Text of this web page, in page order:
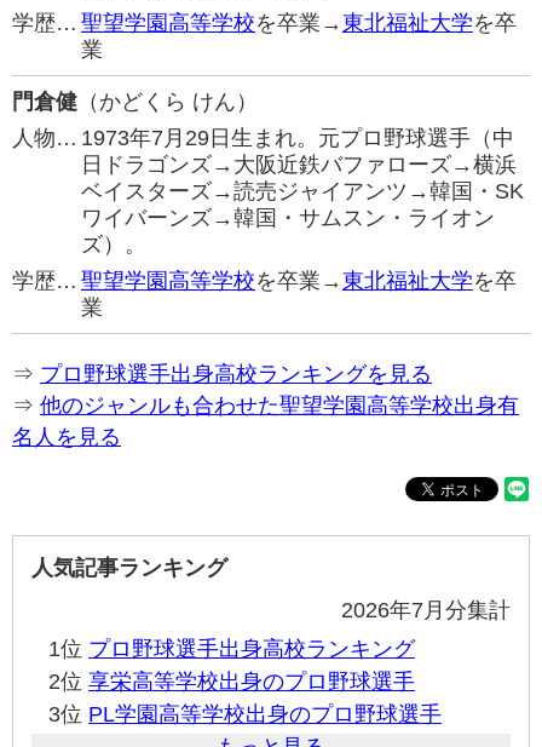
学歴… 聖望学園高等学校を卒業→東北福祉大学を卒
業
門倉健 （かどくら けん）
人物… 1973年7月29日生まれ。元プロ野球選手（中
日ドラゴンズ→大阪近鉄バファローズ→横浜
ベイスターズ→読売ジャイアンツ→韓国・SK
ワイバーンズ→韓国・サムスン・ライオン
ズ）。
学歴… 聖望学園高等学校を卒業→東北福祉大学を卒
業
⇒ プロ野球選手出身高校ランキングを見る
⇒ 他のジャンルも合わせた聖望学園高等学校出身有
名人を見る
人気記事ランキング
2026年7月分集計
1位 プロ野球選手出身高校ランキング
2位 享栄高等学校出身のプロ野球選手
3位 PL学園高等学校出身のプロ野球選手